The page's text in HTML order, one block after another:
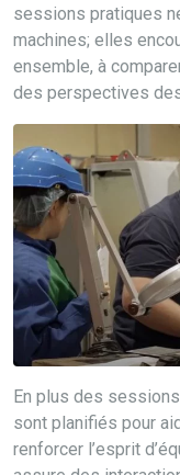
sessions pratiques
machines; elles
ensemble, à
des perspectives
En plus des
sont planifiés pour
renforcer l’esprit